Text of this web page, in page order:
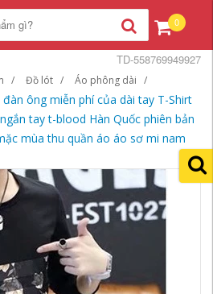
0
Đồ lót Áo phông dài
ông miễn phí của dài tay T-Shirt
tay t-blood Hàn Quốc phiên bản
mùa thu quần áo áo sơ mi nam
TD-558769949927